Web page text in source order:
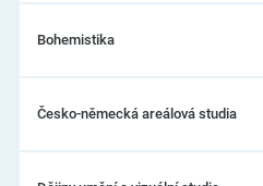
Bohemistika
Česko-německá areálová studia